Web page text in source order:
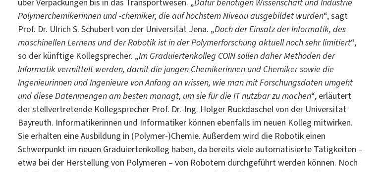
über Verpackungen bis in das Transportwesen. „Dafür benötigen Wissenschaft und Industrie
Polymerchemikerinnen und -chemiker, die auf höchstem Niveau ausgebildet wur­den“, sagt
Prof. Dr. Ulrich S. Schubert von der Universität Jena. „Doch der Einsatz der Infor­matik, des
maschinellen Lernens und der Robotik ist in der Polymerforschung aktuell noch sehr limitiert“,
so der künftige Kollegsprecher. „Im Graduiertenkolleg COIN sollen daher Me­thoden der
Informatik vermittelt werden, damit die jungen Chemikerinnen und Chemiker sowie die
Ingenieurinnen und Ingenieure von Anfang an wissen, wie man mit Forschungs­daten umgeht
und diese Datenmengen am besten managt, um sie für die IT nutzbar zu machen“, erläutert
der stellvertretende Kolleg­sprecher Prof. Dr.-Ing. Holger Ruckdäschel von der Universität
Bayreuth. Informatikerinnen und Informatiker können ebenfalls im neuen Kolleg mitwirken.
Sie erhalten eine Ausbildung in (Polymer-)Chemie. Außerdem wird die Ro­botik einen
Schwerpunkt im neuen Graduierten­kolleg haben, da bereits viele automatisierte Tätigkeiten –
etwa bei der Herstellung von Polymeren – von Robotern durchgeführt werden können. Noch